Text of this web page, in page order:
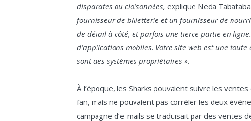
disparates ou cloisonnées, explique Neda
fournisseur de billetterie et un fournisseur de
de détail à côté, et parfois une tierce partie en
d’applications mobiles. Votre site web est une
sont des systèmes propriétaires ».
À l’époque, les Sharks pouvaient suivre les
fan, mais ne pouvaient pas corréler les deux
campagne d’e-mails se traduisait par des ventes